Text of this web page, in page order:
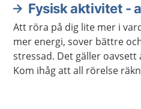
Fysisk aktivitet -
Att röra på dig lite mer i
mer energi, sover bättre
stressad. Det gäller
Kom ihåg att all rörelse